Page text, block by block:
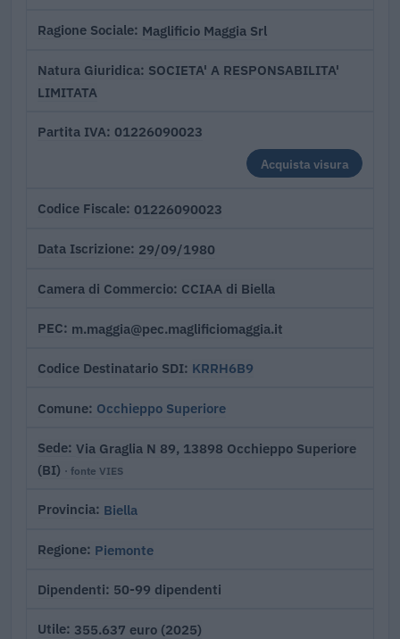
Ragione Sociale Maglificio Maggia Srl
Natura Giuridica SOCIETA' A RESPONSABILITA'
LIMITATA
Partita IVA 01226090023
Acquista visura
Codice Fiscale 01226090023
Data Iscrizione 29/09/1980
Camera di Commercio CCIAA di Biella
PEC m.maggia@pec.maglificiomaggia.it
Codice Destinatario SDI KRRH6B9
Comune Occhieppo Superiore
Sede Via Graglia N 89, 13898 Occhieppo Superiore
(BI) · fonte VIES
Provincia Biella
Regione Piemonte
Dipendenti 50-99 dipendenti
Utile 355.637 euro (2025)